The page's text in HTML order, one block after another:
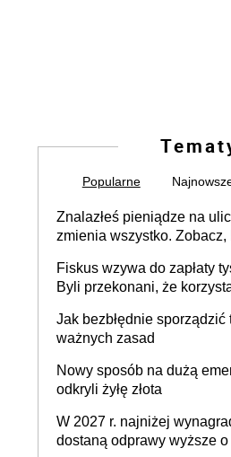
Popularne
Znalazłeś pieniądze na
zmienia wszystko.
Fiskus wzywa do zapłaty
Byli przekonani, że
Jak bezbłędnie sporządzić
ważnych zasad
Nowy sposób na dużą
odkryli żyłę złota
W 2027 r. najniżej
dostaną odprawy wyższe